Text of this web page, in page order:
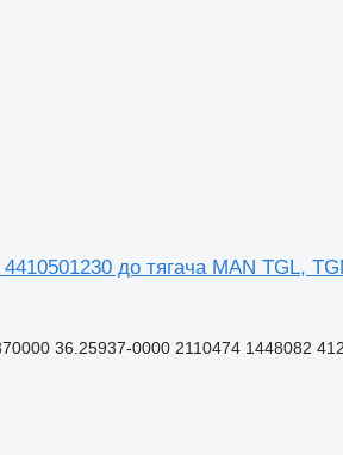
до тягача MAN TGL,
36.25937-0000 2110474 1448082